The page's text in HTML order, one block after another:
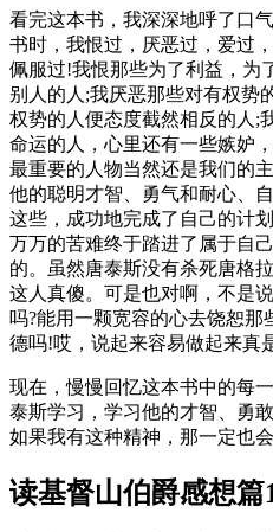
看完这本书，我深深地呼了口
书时，我恨过，厌恶过，爱过
佩服过!我恨那些为了利益，为
别人的人;我厌恶那些对有权势
权势的人便态度截然相反的人;
命运的人，心里还有一些嫉妒
最重要的人物当然还是我们的
他的聪明才智、勇气和耐心、
这些，成功地完成了自己的计
万万的苦难终于踏进了属于自
的。虽然唐泰斯没有杀死唐格
这人真傻。可是也对啊，不是
吗?能用一颗宽容的心去饶恕
德吗!哎，说起来容易做起来真
现在，慢慢回忆这本书中的每
泰斯学习，学习他的才智、勇
如果我有这种精神，那一定也
读基督山伯爵感想篇